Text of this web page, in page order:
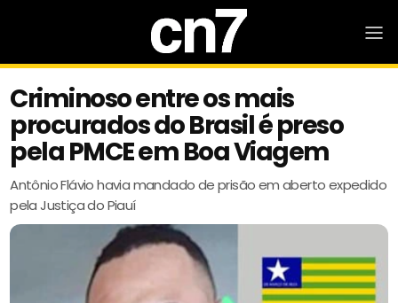
Criminoso entre os mais
procurados do Brasil é preso
pela PMCE em Boa Viagem
Antônio Flávio havia mandado de prisão em aberto expedido
pela Justiça do Piauí